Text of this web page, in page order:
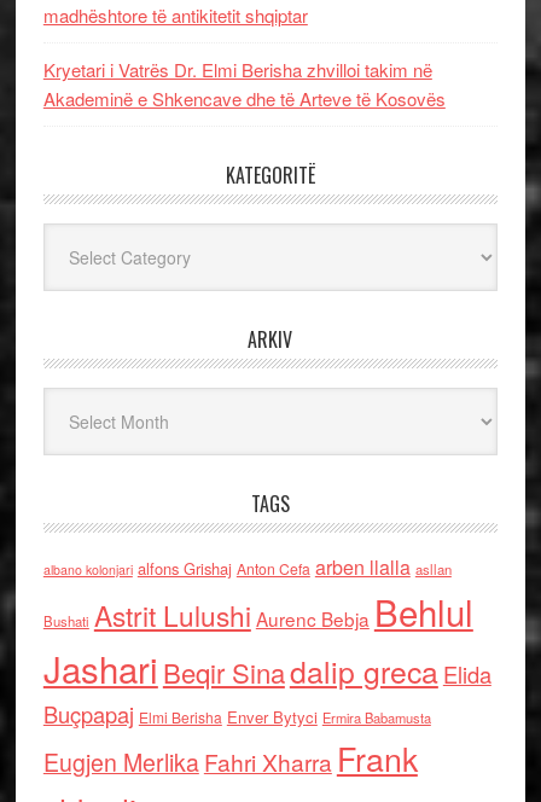
madhështore të antikitetit shqiptar
Kryetari i Vatrës Dr. Elmi Berisha zhvilloi takim në
Akademinë e Shkencave dhe të Arteve të Kosovës
KATEGORITË
ARKIV
TAGS
albano kolonjari alfons Grishaj Anton Cefa arben llalla asllan
Bushati Astrit Lulushi Aurenc Bebja Behlul
Jashari Beqir Sinadalip grecaElida
Buçpapaj Elmi Berisha Enver Bytyci Ermira Babamusta
Eugjen MerlikaFahri Xharra Frank